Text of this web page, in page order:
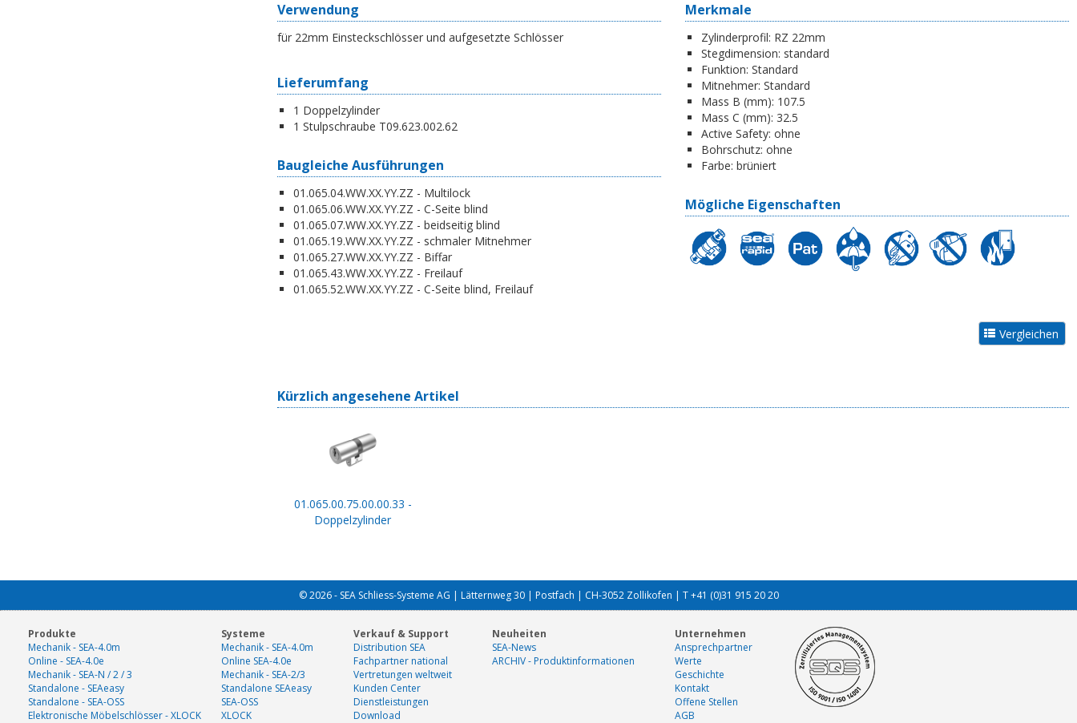
Verwendung
für 22mm Einsteckschlösser und aufgesetzte Schlösser
Lieferumfang
1 Doppelzylinder
1 Stulpschraube T09.623.002.62
Baugleiche Ausführungen
01.065.04.WW.XX.YY.ZZ - Multilock
01.065.06.WW.XX.YY.ZZ - C-Seite blind
01.065.07.WW.XX.YY.ZZ - beidseitig blind
01.065.19.WW.XX.YY.ZZ - schmaler Mitnehmer
01.065.27.WW.XX.YY.ZZ - Biffar
01.065.43.WW.XX.YY.ZZ - Freilauf
01.065.52.WW.XX.YY.ZZ - C-Seite blind, Freilauf
Merkmale
Zylinderprofil: RZ 22mm
Stegdimension: standard
Funktion: Standard
Mitnehmer: Standard
Mass B (mm): 107.5
Mass C (mm): 32.5
Active Safety: ohne
Bohrschutz: ohne
Farbe: brüniert
Mögliche Eigenschaften
Kürzlich angesehene Artikel
01.065.00.75.00.00.33 -
Doppelzylinder
© 2026 - SEA Schliess-Systeme AG | Lätternweg 30 | Postfach | CH-3052 Zollikofen | T +41 (0)31 915 20 20
Produkte
Mechanik - SEA-4.0m
Online - SEA-4.0e
Mechanik - SEA-N / 2 / 3
Standalone - SEAeasy
Standalone - SEA-OSS
Elektronische Möbelschlösser - XLOCK
Systeme
Mechanik - SEA-4.0m
Online SEA-4.0e
Mechanik - SEA-2/3
Standalone SEAeasy
SEA-OSS
XLOCK
Verkauf & Support
Distribution SEA
Fachpartner national
Vertretungen weltweit
Kunden Center
Dienstleistungen
Download
Neuheiten
SEA-News
ARCHIV - Produktinformationen
Unternehmen
Ansprechpartner
Werte
Geschichte
Kontakt
Offene Stellen
AGB